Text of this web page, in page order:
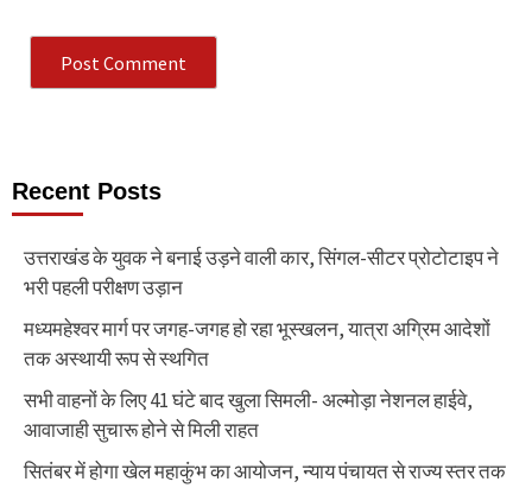
Recent Posts
उत्तराखंड के युवक ने बनाई उड़ने वाली कार, सिंगल-सीटर प्रोटोटाइप ने
भरी पहली परीक्षण उड़ान
मध्यमहेश्वर मार्ग पर जगह-जगह हो रहा भूस्खलन, यात्रा अग्रिम आदेशों
तक अस्थायी रूप से स्थगित
सभी वाहनों के लिए 41 घंटे बाद खुला सिमली- अल्मोड़ा नेशनल हाईवे,
आवाजाही सुचारू होने से मिली राहत
सितंबर में होगा खेल महाकुंभ का आयोजन, न्याय पंचायत से राज्य स्तर तक